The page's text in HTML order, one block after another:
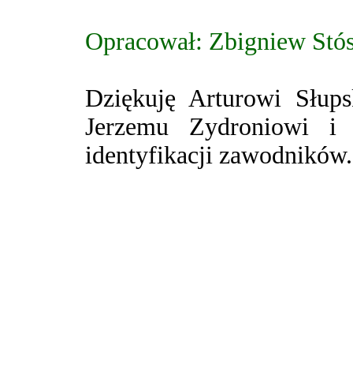
Opracował: Zbigniew
Dziękuję Arturowi
Jerzemu Zydroniowi
identyfikacji zawodników.